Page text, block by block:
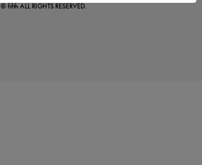
© fifth ALL RIGHTS RESERVED.